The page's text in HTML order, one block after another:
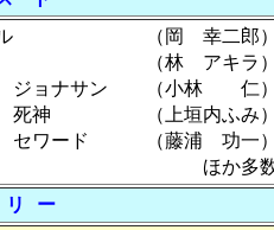
ザベール （岡 幸二郎）
ニカ （林 アキラ）
ナサン （小林 仁）
死神 （上垣内ふみ）
ード （藤浦 功一）
ー